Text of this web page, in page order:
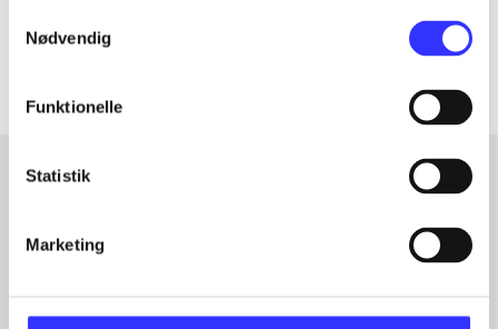
Nødvendig
Funktionelle
Statistik
Marketing
Artiklerne i
Fra